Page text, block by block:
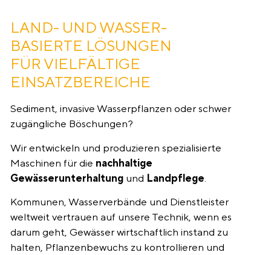
LAND- UND WASSER­
BASIERTE LÖSUNGEN
FÜR VIELFÄLTIGE
EINSATZBEREICHE
Sediment, invasive Wasserpflanzen oder schwer
zugängliche Böschungen?
Wir entwickeln und produzieren spezialisierte
Maschinen für die nachhaltige
Gewässerunterhaltung und Landpflege
Kommunen, Wasserverbände und Dienstleister
weltweit vertrauen auf unsere Technik, wenn es
darum geht, Gewässer wirtschaftlich instand zu
halten, Pflanzenbewuchs zu kontrollieren und